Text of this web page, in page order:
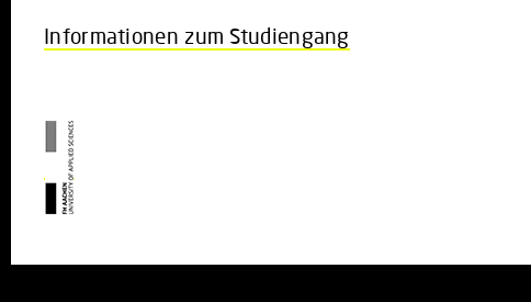
Informationen zum Studiengang